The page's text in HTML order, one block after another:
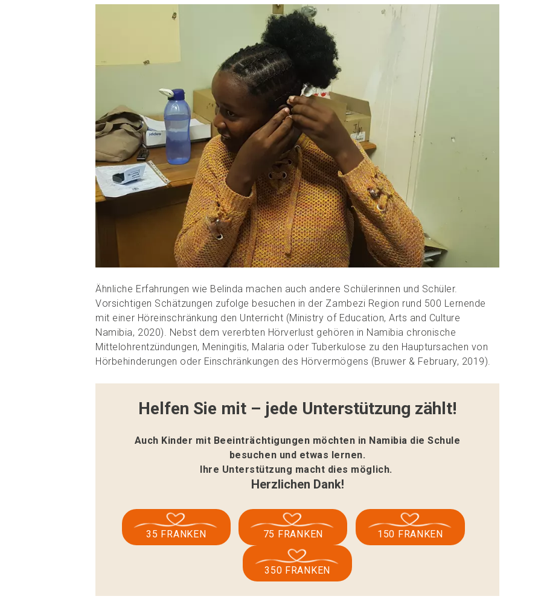
Ähnliche Erfahrungen wie Belinda machen auch andere Schülerinnen und Schüler.
Vorsichtigen Schätzungen zufolge besuchen in der Zambezi Region rund 500 Lernende
mit einer Höreinschränkung den Unterricht (Ministry of Education, Arts and Culture
Namibia, 2020). Nebst dem vererbten Hörverlust gehören in Namibia chronische
Mittelohrentzündungen, Meningitis, Malaria oder Tuberkulose zu den Hauptursachen von
Hörbehinderungen oder Einschränkungen des Hörvermögens (Bruwer & February, 2019).
Helfen Sie mit – jede Unterstützung zählt!
Auch Kinder mit Beeinträchtigungen möchten in Namibia die Schule
besuchen und etwas lernen.
Ihre Unterstützung macht dies möglich.
Herzlichen Dank!
35 FRANKEN 75 FRANKEN 150 FRANKEN
350 FRANKEN